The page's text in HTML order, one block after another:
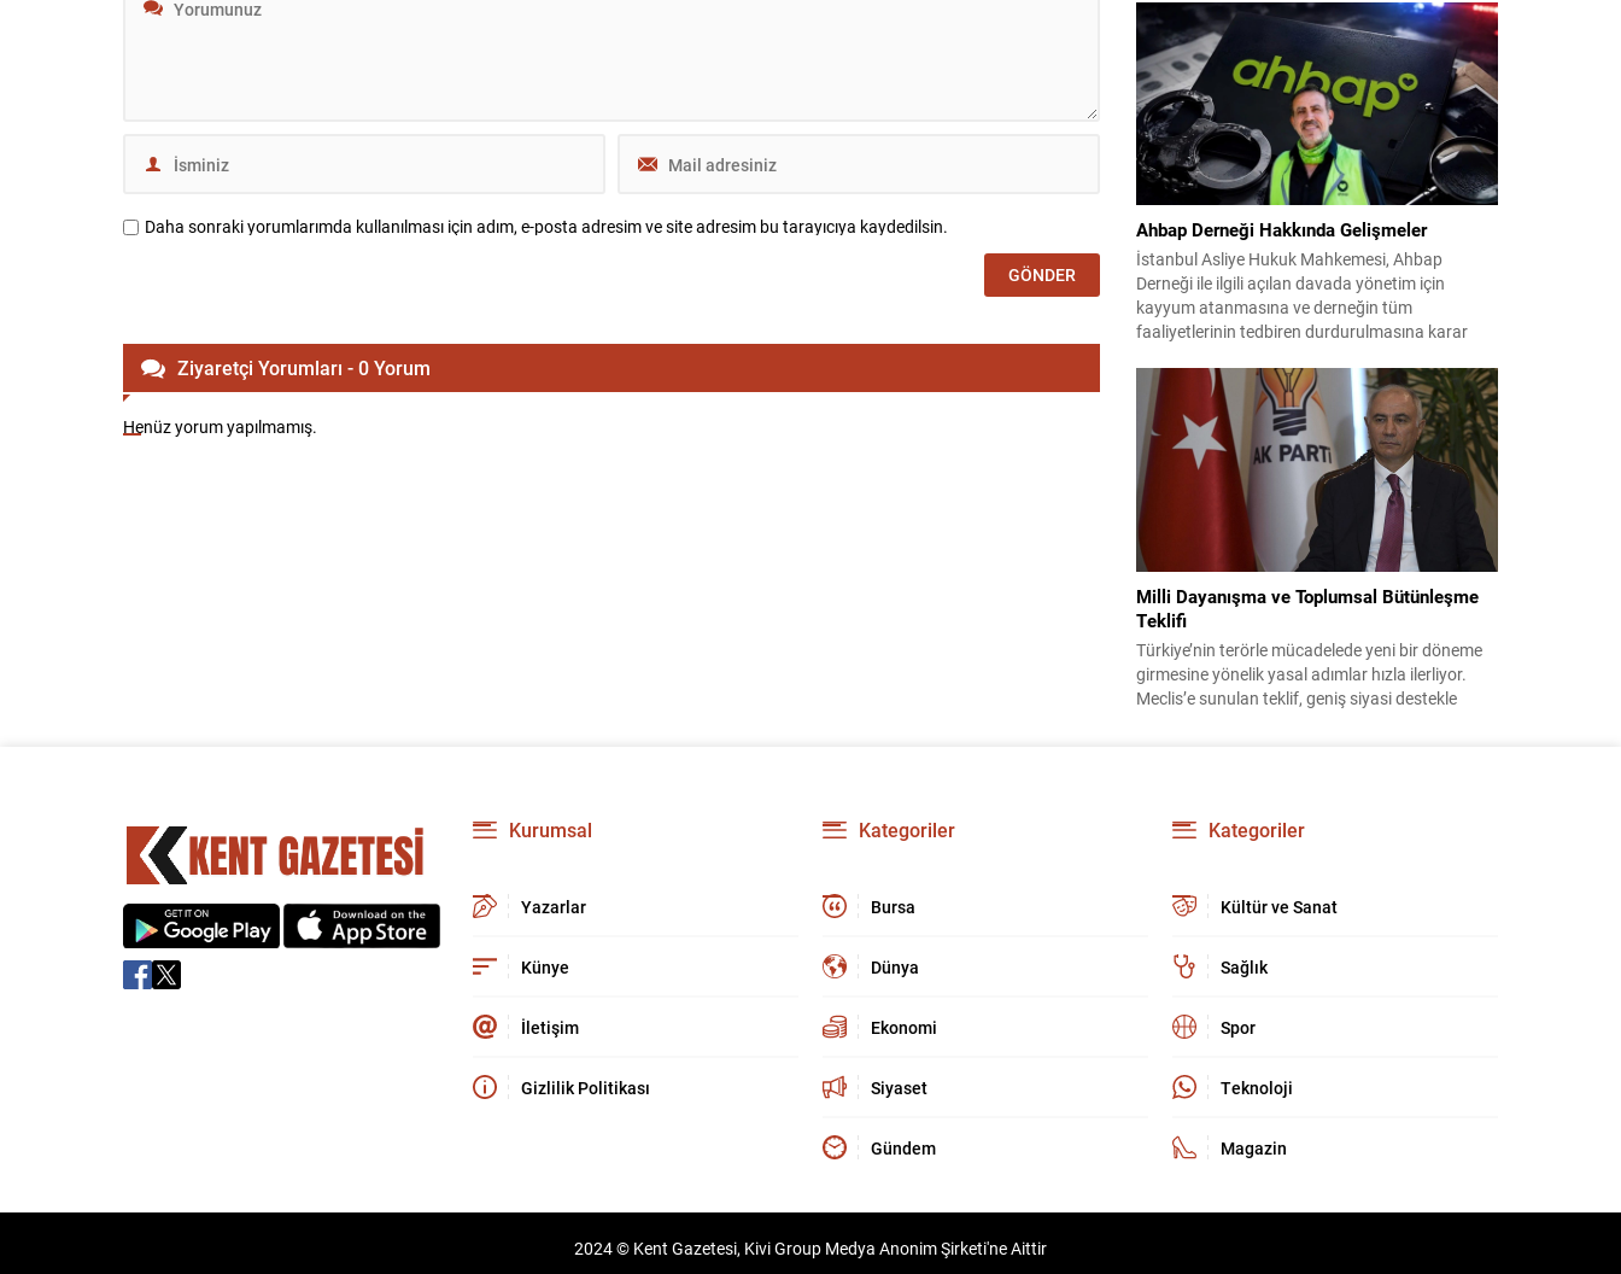
Ararat Mirzoyan,...
Daha sonraki yorumlarımda kullanılması için adım, e-posta adresim ve site adresim bu tarayıcıya kaydedilsin.
Ziyaretçi Yorumları - 0 Yorum
Henüz yorum yapılmamış.
bir döneme girdi. Yaklaşık iki yıldır devam eden
çalışmaların ardından şimdi sürecin yasal zemini,
12 maddelik bir çerçeve yasa ile şekillendiriliyor.
Bugün komisyonda görüşülecek olan bu yasa
taslağı,...
Ahbap Derneği Hakkında Gelişmeler
İstanbul Asliye Hukuk Mahkemesi, Ahbap
Derneği ile ilgili açılan davada yönetim için
kayyum atanmasına ve derneğin tüm
faaliyetlerinin tedbiren durdurulmasına karar
kararı verilmiş olup son adım doğrudan yönetime
ilişkin bir tedbir niteliği taşıyor. İstanbul Emniyet
Müdürlüğü Mali Suçlarla Mücadele Şube
Müdürlüğü ve İstanbul...
Milli Dayanışma ve Toplumsal Bütünleşme
Teklifi
Türkiye’nin terörle mücadelede yeni bir döneme
girmesine yönelik yasal adımlar hızla ilerliyor.
Meclis’e sunulan teklif, geniş siyasi destekle
verildiğini belirterek, hem siyasi hem de
toplumsal düzeyde önemli bir destek
Kurumsal
Yazarlar
Künye
İletişim
Gizlilik Politikası
Kategoriler
Bursa
Dünya
Ekonomi
Siyaset
Gündem
Kategoriler
Kültür ve Sanat
Sağlık
Spor
Teknoloji
Magazin
2024 © Kent Gazetesi, Kivi Group Medya Anonim Şirketi'ne Aittir